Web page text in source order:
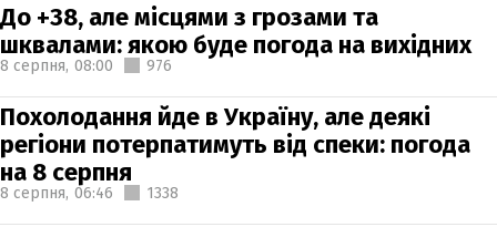
До +38, але місцями з грозами та
шквалами: якою буде погода на вихідних
8 серпня, 08:00 976
Похолодання йде в Україну, але деякі
регіони потерпатимуть від спеки: погода
на 8 серпня
8 серпня, 06:46 1338